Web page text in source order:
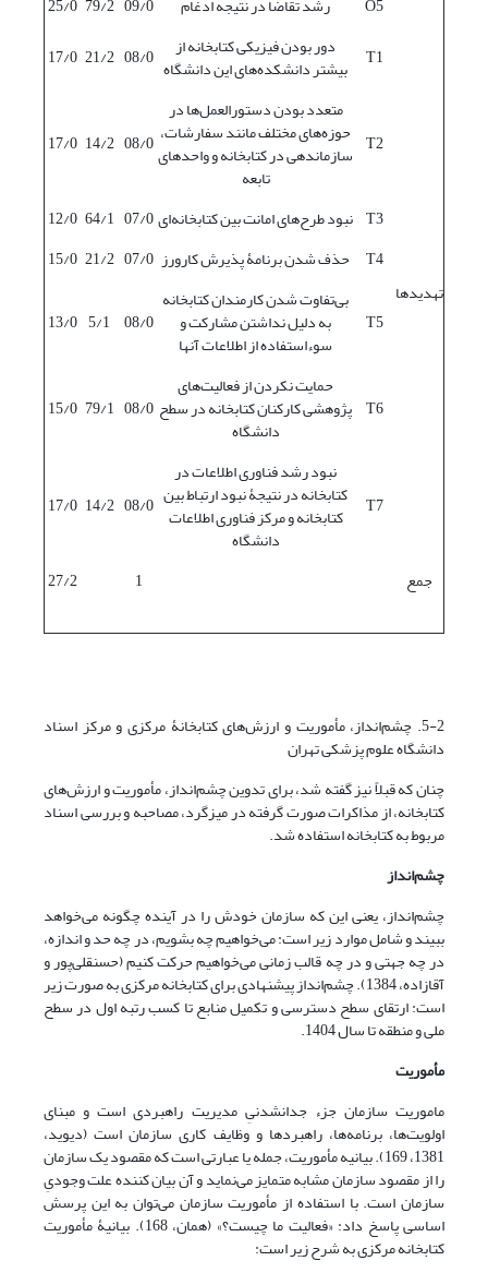
O5 رشد تقاضا در نتیجه ادغام 09/0
79/2
25/0
تهدیدها
T1 دور بودن فیزیکی کتابخانه از
بیشتر دانشکده‌های این دانشگاه 08/0
21/2
17/0
T2
متعدد بودن دستورالعمل‌ها در
حوزه‌های مختلف مانند سفارشات،
سازماندهی در کتابخانه و واحدهای
تابعه
08/0
14/2
17/0
T3 نبود طرح‌های امانت بین کتابخانه‌ای07/0
64/1
12/0
T4 حذف شدن برنامۀ پذیرش کارورز 07/0
21/2
15/0
T5
بی‌تفاوت شدن کارمندان کتابخانه
به دلیل نداشتن مشارکت و
سوء‌استفاده از اطلاعات آنها
08/0
5/1
13/0
T6
حمایت نکردن از فعالیت‌های
پژوهشی کارکنان کتابخانه در سطح
دانشگاه
08/0
79/1
15/0
T7
نبود رشد فناوری اطلاعات در
کتابخانه در نتیجۀ نبود ارتباط بین
کتابخانه و مرکز فناوری اطلاعات
دانشگاه
08/0
14/2
17/0
جمع 1
27/2
5-2. چشم‌انداز، مأموریت و ارزش‌های کتابخانۀ مرکزی و مرکز اسناد
دانشگاه علوم پزشکی تهران
چنان که قبلاً نیز گفته شد، برای تدوین چشم‌انداز، مأموریت و ارزش‌های
کتابخانه، از مذاکرات صورت گرفته در میزگرد، مصاحبه و بررسی اسناد
مربوط به کتابخانه استفاده شد.
چشم‌انداز
چشم‌انداز، یعنی این که سازمان خودش را در آینده چگونه می‌خواهد
ببیند و شامل موارد زیر است: می‌خواهیم چه بشویم، در چه حد و اندازه،
در چه جهتی و در چه قالب زمانی می‌خواهیم حرکت کنیم (حسنقلی‌پور و
آقازاده، 1384). چشم‌انداز پیشنهادی برای کتابخانه مرکزی به صورت زیر
است: ارتقای سطح دسترسی و تکمیل منابع تا کسب رتبه اول در سطح
ملی و منطقه تا سال 1404.
مأموریت
ماموریت سازمان جزء جدانشدنیِ مدیریت راهبردی است و مبنای
اولویت‌ها، برنامه‌ها، راهبردها و وظایف کاری سازمان است (دیوید،
1381، 169). بیانیه مأموریت، جمله یا عبارتی است که مقصود یک سازمان
را از مقصود سازمان مشابه متمایز می‌نماید و آن بیان کننده علت وجودیِ
سازمان است. با استفاده از مأموریت سازمان می‌توان به این پرسش
اساسی پاسخ داد: «فعالیت ما چیست؟» (همان، 168). بیانیۀ مأموریت
کتابخانه مرکزی به شرح زیر است: